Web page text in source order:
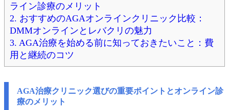
ライン診療のメリット
2. おすすめのAGAオンラインクリニック比較：
DMMオンラインとレバクリの魅力
3. AGA治療を始める前に知っておきたいこと：費
用と継続のコツ
AGA治療クリニック選びの重要ポイントとオンライン診
療のメリット